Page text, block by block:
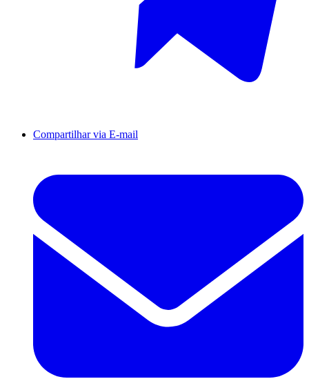
Compartilhar via E-mail